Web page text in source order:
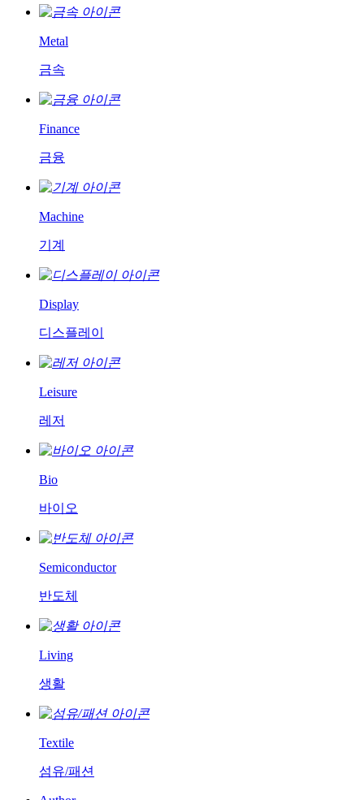
Metal
금속
Finance
금융
Machine
기계
Display
디스플레이
Leisure
레저
Bio
바이오
Semiconductor
반도체
Living
생활
Textile
섬유/패션